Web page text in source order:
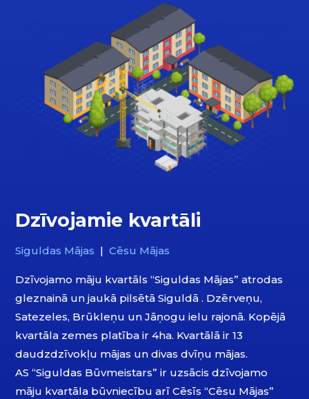
Dzīvojamie kvartāli
Siguldas Mājas |Cēsu Mājas
Dzīvojamo māju kvartāls “Siguldas Mājas” atrodas
gleznainā un jaukā pilsētā Siguldā . Dzērveņu,
Satezeles, Brūkleņu un Jāņogu ielu rajonā. Kopējā
kvartāla zemes platība ir 4ha. Kvartālā ir 13
daudzdzīvokļu mājas un divas dvīņu mājas.
AS “Siguldas Būvmeistars” ir uzsācis dzīvojamo
māju kvartāla būvniecību arī Cēsīs “Cēsu Mājas”